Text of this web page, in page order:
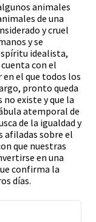
animales
de una
y cruel
y se
idealista,
con el
el que todos los
pronto queda
existe y que la
atemporal de
de la igualdad y
afiladas sobre el
que nuestras
en una
confirma la
días.